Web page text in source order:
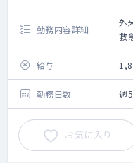
勤務内容詳細
外
救
ご
ま
往
ま
内
給与
勤務日数 週
お気に入り